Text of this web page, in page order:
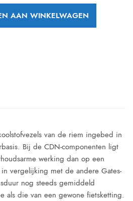
AAN WINKELWAGEN
van de riem ingebed in
Bij de CDN-componenten ligt
werking dan op een
vergelijking met de andere Gates-
nog steeds gemiddeld
als die van een gewone fietsketting.